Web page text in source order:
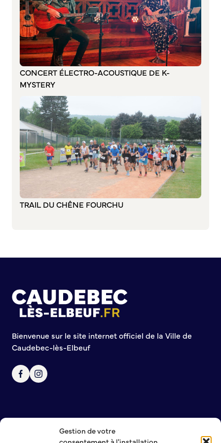
Gestion de votre
CONCERT ÉLECTRO-ACOUSTIQUE DE K-
MYSTERY
TRAIL DU CHÊNE FOURCHU
Bienvenue sur le site internet officiel de la Ville de
Caudebec-lès-Elbeuf
NOUS CONTACTER
Annuaire des associations
Mise à jour de l’annuaire des associations
S’engager auprès d’une association
Sport Loisirs
Annuaire des équipements de sport et de loisirs
Annuaire des clubs sportifs
Mise à jour de l’annuaire des clubs sportifs
Caudebec Rando
Champions de demain
International
Les jumelages
PARTICIPER – IMAGINER DEMAIN
Démocratie locale et concertation
Grands projets
Le Centre municipal
La Halle Couverte